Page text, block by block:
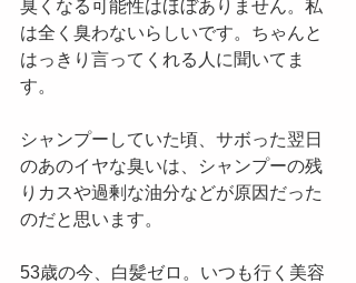
臭くなる可能性はほぼありません。私
は全く臭わないらしいです。ちゃんと
はっきり言ってくれる人に聞いてま
す。
シャンプーしていた頃、サボった翌日
のあのイヤな臭いは、シャンプーの残
りカスや過剰な油分などが原因だった
のだと思います。
53歳の今、白髪ゼロ。いつも行く美容